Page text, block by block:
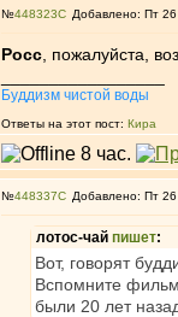
№448323 Добавлено: Пт
Росс , пожалуйста,
Буддизм чистой воды
Ответы на этот пост: Кира
№448337 Добавлено: Пт
лотос-чай пишет:
Вот, говорят
Вспомните фильм
были 20 лет